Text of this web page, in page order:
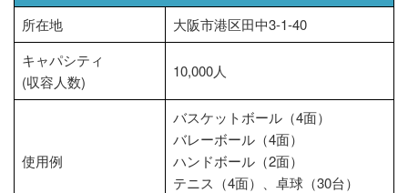
所在地
大阪市港区田中3-1-40
キャパシティ
(収容人数)
10,000人
使用例
バスケットボール（4面）
バレーボール（4面）
ハンドボール（2面）
テニス（4面）、卓球（30台）